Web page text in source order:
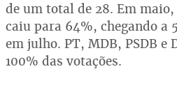
de um total de 28. Em
caiu para 64%, chegando a
em julho. PT, MDB, PSDB e
100% das votações.